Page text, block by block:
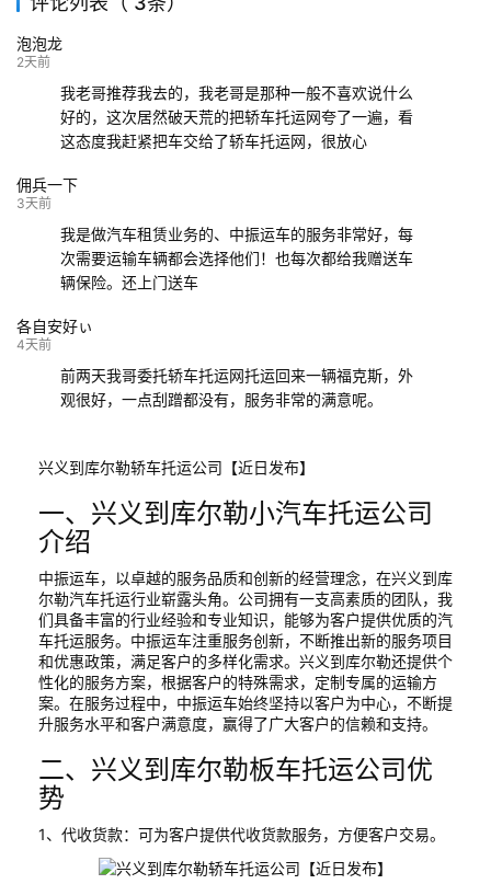
139****9233
泡泡龙
2天前
我老哥推荐我去的，我老哥是那种一般不喜欢说什么
好的，这次居然破天荒的把轿车托运网夸了一遍，看
这态度我赶紧把车交给了轿车托运网，很放心
佣兵一下
3天前
我是做汽车租赁业务的、中振运车的服务非常好，每
次需要运输车辆都会选择他们！也每次都给我赠送车
辆保险。还上门送车
各自安好ぃ
4天前
前两天我哥委托轿车托运网托运回来一辆福克斯，外
观很好，一点刮蹭都没有，服务非常的满意呢。
兴义到库尔勒轿车托运公司【近日发布】
一、兴义到库尔勒小汽车托运公司
介绍
中振运车，以卓越的服务品质和创新的经营理念，在兴义到库
尔勒汽车托运行业崭露头角。公司拥有一支高素质的团队，我
们具备丰富的行业经验和专业知识，能够为客户提供优质的汽
车托运服务。中振运车注重服务创新，不断推出新的服务项目
和优惠政策，满足客户的多样化需求。兴义到库尔勒还提供个
性化的服务方案，根据客户的特殊需求，定制专属的运输方
案。在服务过程中，中振运车始终坚持以客户为中心，不断提
升服务水平和客户满意度，赢得了广大客户的信赖和支持。
二、兴义到库尔勒板车托运公司优
势
1、代收货款：可为客户提供代收货款服务，方便客户交易。